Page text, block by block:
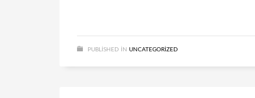
PUBLISHED IN UNCATEGORIZED